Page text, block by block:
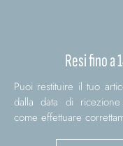
Resi fino a
Puoi restituire il tuo
dalla data di
come effettuare